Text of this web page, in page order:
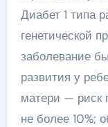
Диабет 1 типа
генетической
заболевание
развития у
матери — риск
не более 10%;